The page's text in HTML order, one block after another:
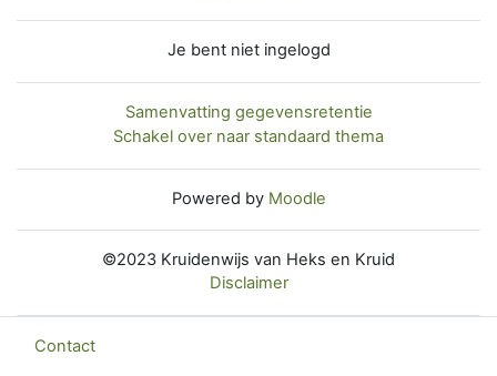
Je bent niet ingelogd
Samenvatting gegevensretentie
Schakel over naar standaard thema
Powered by Moodle
©2023 Kruidenwijs van Heks en Kruid
Disclaimer
Contact